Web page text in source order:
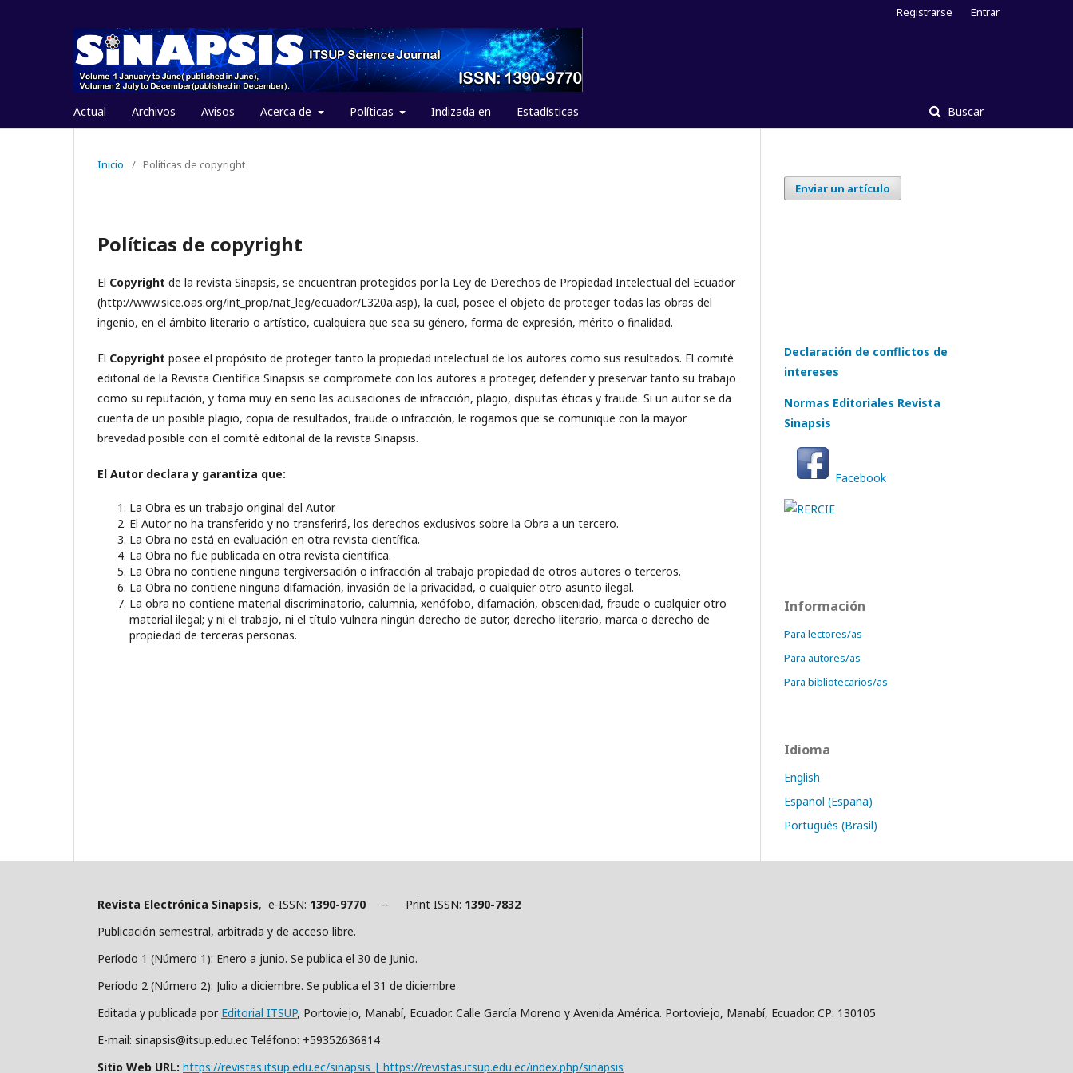
Actual Archivos Avisos Acerca de Políticas Indizada en Estadísticas Buscar
Registrarse Entrar
Inicio / Políticas de copyright
Políticas de copyright
El Copyright de la revista Sinapsis, se encuentran protegidos por la Ley de Derechos de Propiedad Intelectual del Ecuador
(http://www.sice.oas.org/int_prop/nat_leg/ecuador/L320a.asp), la cual, posee el objeto de proteger todas las obras del
ingenio, en el ámbito literario o artístico, cualquiera que sea su género, forma de expresión, mérito o finalidad.
El Copyright posee el propósito de proteger tanto la propiedad intelectual de los autores como sus resultados. El comité
editorial de la Revista Científica Sinapsis se compromete con los autores a proteger, defender y preservar tanto su trabajo
como su reputación, y toma muy en serio las acusaciones de infracción, plagio, disputas éticas y fraude. Si un autor se da
cuenta de un posible plagio, copia de resultados, fraude o infracción, le rogamos que se comunique con la mayor
brevedad posible con el comité editorial de la revista Sinapsis.
El Autor declara y garantiza que:
La Obra es un trabajo original del Autor.
El Autor no ha transferido y no transferirá, los derechos exclusivos sobre la Obra a un tercero.
La Obra no está en evaluación en otra revista científica.
La Obra no fue publicada en otra revista científica.
La Obra no contiene ninguna tergiversación o infracción al trabajo propiedad de otros autores o terceros.
La Obra no contiene ninguna difamación, invasión de la privacidad, o cualquier otro asunto ilegal.
La obra no contiene material discriminatorio, calumnia, xenófobo, difamación, obscenidad, fraude o cualquier otro
material ilegal; y ni el trabajo, ni el título vulnera ningún derecho de autor, derecho literario, marca o derecho de
propiedad de terceras personas.
Enviar un artículo
Declaración de conflictos de
intereses
Normas Editoriales Revista
Sinapsis
Facebook
Información
Para lectores/as
Para autores/as
Para bibliotecarios/as
Idioma
English
Español (España)
Português (Brasil)
Revista Electrónica Sinapsis, e-ISSN: 1390-9770 -- Print ISSN: 1390-7832
Publicación semestral, arbitrada y de acceso libre.
Período 1 (Número 1): Enero a junio. Se publica el 30 de Junio.
Período 2 (Número 2): Julio a diciembre. Se publica el 31 de diciembre
Editada y publicada por Editorial ITSUP, Portoviejo, Manabí, Ecuador. Calle García Moreno y Avenida América. Portoviejo, Manabí, Ecuador. CP: 130105
E-mail: sinapsis@itsup.edu.ec Teléfono: +59352636814
Sitio Web URL: https://revistas.itsup.edu.ec/sinapsis | https://revistas.itsup.edu.ec/index.php/sinapsis